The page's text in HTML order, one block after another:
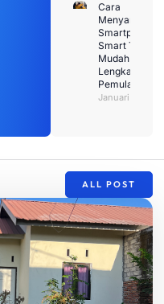
Cara
Smartphone
Smart TV
Mudah:
Lengkap
Pemula
Januari 26,
ALL POST